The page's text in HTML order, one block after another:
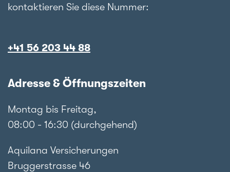
kontaktieren Sie diese Nummer:
+41 56 203 44 88
Adresse & Öffnungszeiten
Montag bis Freitag,
08:00 - 16:30 (durchgehend)
Aquilana Versicherungen
Bruggerstrasse 46